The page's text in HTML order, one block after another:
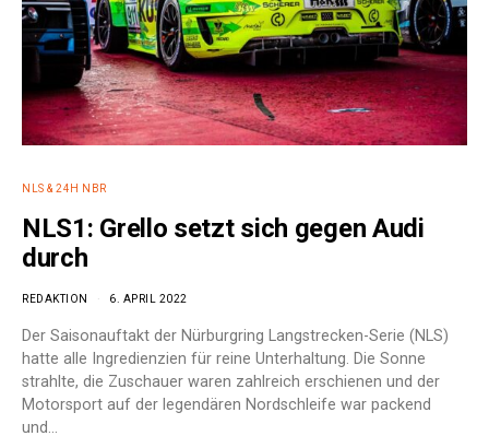
NLS & 24H NBR
NLS1: Grello setzt sich gegen Audi
durch
REDAKTION 6. APRIL 2022
Der Saisonauftakt der Nürburgring Langstrecken-Serie (NLS)
hatte alle Ingredienzien für reine Unterhaltung. Die Sonne
strahlte, die Zuschauer waren zahlreich erschienen und der
Motorsport auf der legendären Nordschleife war packend
und…